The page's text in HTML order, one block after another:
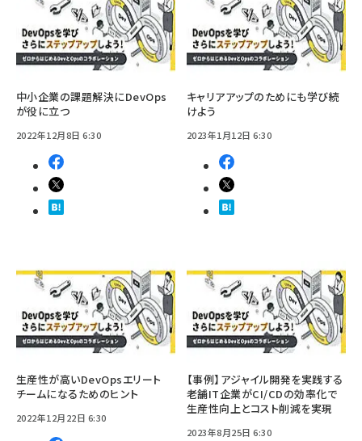
中小企業の課題解決にDevOps
が役に立つ
2022年12月8日 6:30
キャリアアップのためにも学び続
けよう
2023年1月12日 6:30
生産性が高いDevOpsエリート
チームになるためのヒント
2022年12月22日 6:30
【事例】アジャイル開発を実践する
老舗IT企業がCI/CDの効率化で
生産性向上とコスト削減を実現
2023年8月25日 6:30